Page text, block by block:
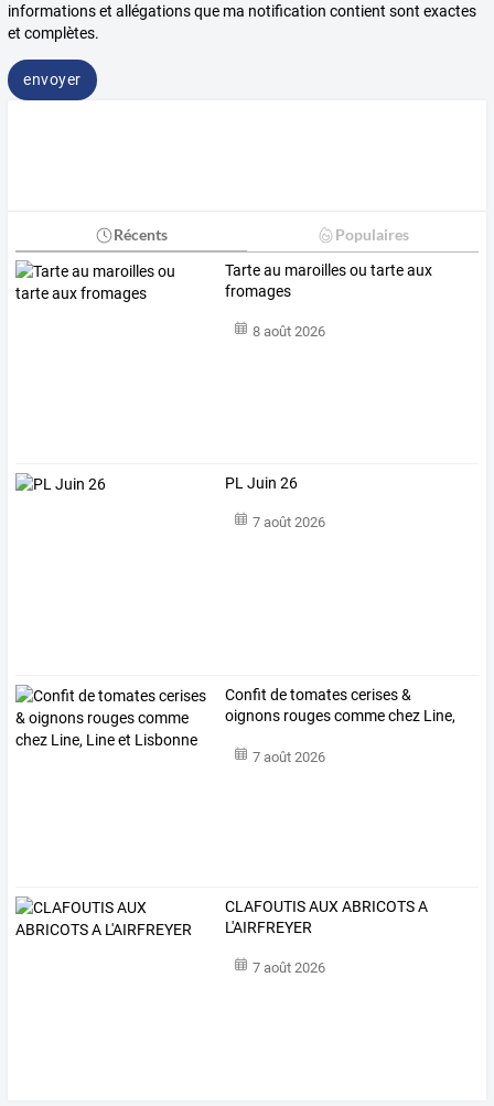
informations et allégations que ma notification contient sont exactes
et complètes.
envoyer
Récents Populaires
Tarte au maroilles ou tarte aux
fromages
8 août 2026
PL Juin 26
7 août 2026
Confit detomatescerises&
oignons rougescommechez Line,
7 août 2026
CLAFOUTIS AUX ABRICOTS A
L'AIRFREYER
7 août 2026